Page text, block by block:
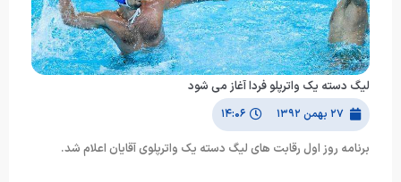
لیگ دسته یک واترپلو فردا آغاز می شود
۲۷ بهمن ۱۳۹۲ ۱۴:۰۶
برنامه روز اول رقابت های لیگ دسته یک واترپلوی آقایان اعلام شد.